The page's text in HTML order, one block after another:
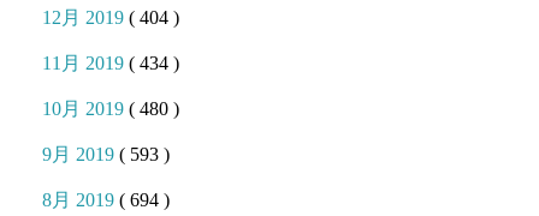
12月 2019( 404 )
11月 2019( 434 )
10月 2019( 480 )
9月 2019( 593 )
8月 2019( 694 )